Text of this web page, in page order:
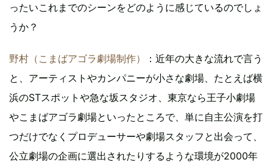
ったいこれまでのシーンをどのように感じているのでしょ
うか？
野村（こまばアゴラ劇場制作）
：近年の大きな流れで言う
と、アーティストやカンパニーが小さな劇場、たとえば横
浜のSTスポットや急な坂スタジオ、東京なら王子小劇場
やこまばアゴラ劇場といったところで、単に自主公演を打
つだけでなくプロデューサーや劇場スタッフと出会って、
公立劇場の企画に選出されたりするような環境が2000年